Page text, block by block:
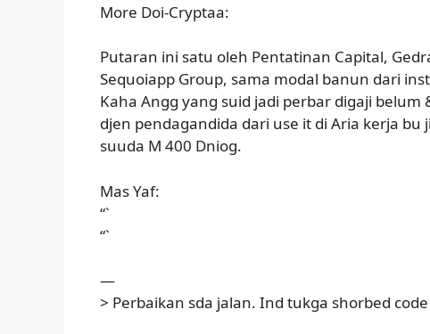
More Doi-Cryptaa:
Putaran ini satu oleh Pentatinan Capital,
Sequoiapp Group, sama modal banun dari
Kaha Angg yang suid jadi perbar digaji belum
djen pendagandida dari use it di Aria kerja bu
suuda M 400 Dniog.
Mas Yaf:
“`
“`
—
> Perbaikan sda jalan. Ind tukga shorbed